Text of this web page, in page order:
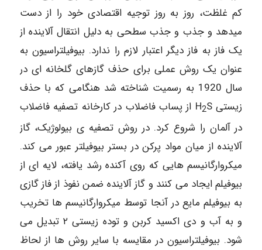
کم غلظت، روز به روز توجیه اقتصادی خود را از دست
میدهد و جذب و جذب سطحی به دلیل انتقال آلاینده از
یک فاز به فاز دیگر اعتبار لازم را ندارد. بیوفیلتراسیون به
عنوان یک روش عملی برای حذف گازهای گلخانه ای در
سال 1920 به رسمیت شناخته شد هنگامی که با حذف
زیستی H 2
S از پساب فاضلاب در کارخانه تصفیه فاضلاب
در آلمان را شروع کرد. در روش تصفیه ی بیولوژیک، گاز
آلاینده از میان مواد پرکن در بستر بیوفیلتر عبور می کند.
میکروارگانیسم هایی که روی آکنده رشد یافته، لایه ای از
بیوفیلم ایجاد می کنند و گاز آلاینده ضمن نفوذ از فاز گازی
به بیوفیلم مایع در آنجا توسط میکروارگانیسم ها تخریب
و به آب و دی اکسید کربن و توده زیستی ۲ تبدیل می
شود. بیوفیلتراسیون در مقایسه با سایر روش ها از لحاظ